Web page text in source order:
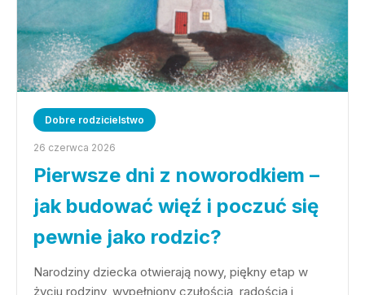
Dobre rodzicielstwo
26 czerwca 2026
Pierwsze dni z noworodkiem –
jak budować więź i poczuć się
pewnie jako rodzic?
Narodziny dziecka otwierają nowy, piękny etap w
życiu rodziny, wypełniony czułością, radością i